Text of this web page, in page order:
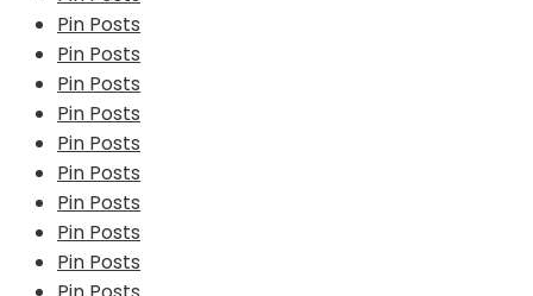
Pin Posts
Pin Posts
Pin Posts
Pin Posts
Pin Posts
Pin Posts
Pin Posts
Pin Posts
Pin Posts